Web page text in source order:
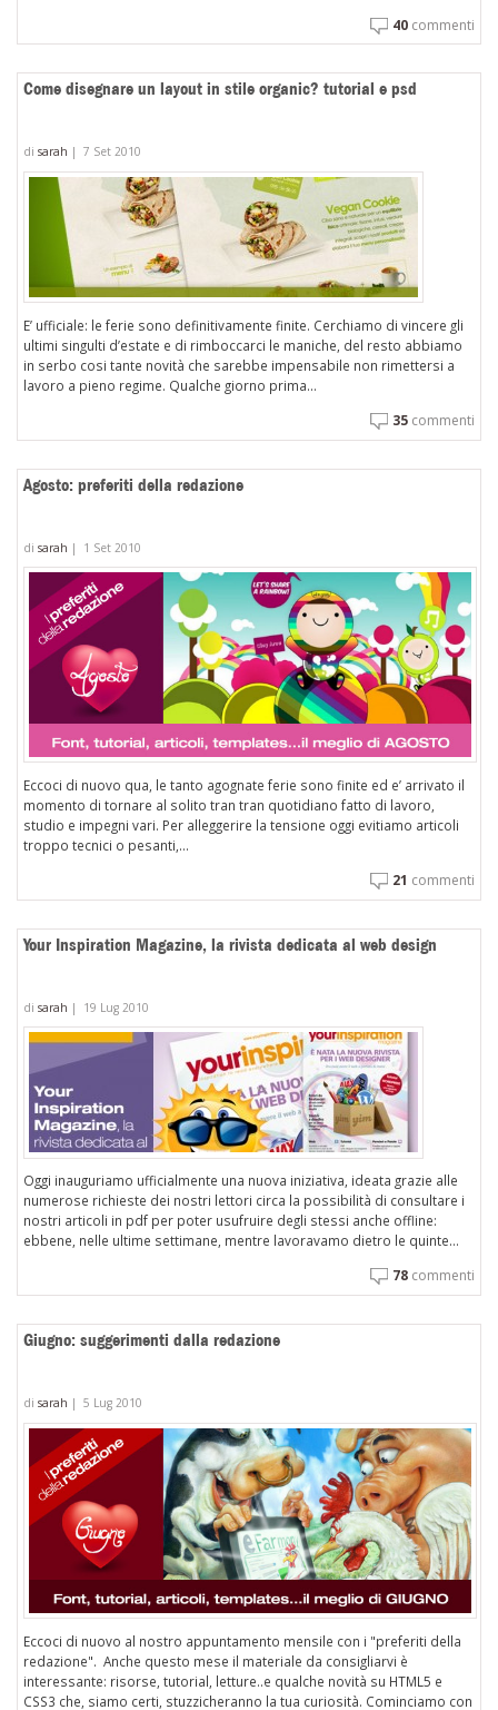
40 commenti
Come disegnare un layout in stile organic? tutorial e psd
di sarah | 7 Set 2010
E’ ufficiale: le ferie sono definitivamente finite. Cerchiamo di vincere gli
ultimi singulti d’estate e di rimboccarci le maniche, del resto abbiamo
in serbo cosi tante novità che sarebbe impensabile non rimettersi a
lavoro a pieno regime. Qualche giorno prima...
35 commenti
Agosto: preferiti della redazione
di sarah | 1 Set 2010
Eccoci di nuovo qua, le tanto agognate ferie sono finite ed e’ arrivato il
momento di tornare al solito tran tran quotidiano fatto di lavoro,
studio e impegni vari. Per alleggerire la tensione oggi evitiamo articoli
troppo tecnici o pesanti,...
21 commenti
Your Inspiration Magazine, la rivista dedicata al web design
di sarah | 19 Lug 2010
Oggi inauguriamo ufficialmente una nuova iniziativa, ideata grazie alle
numerose richieste dei nostri lettori circa la possibilità di consultare i
nostri articoli in pdf per poter usufruire degli stessi anche offline:
ebbene, nelle ultime settimane, mentre lavoravamo dietro le quinte...
78 commenti
Giugno: suggerimenti dalla redazione
di sarah | 5 Lug 2010
Eccoci di nuovo al nostro appuntamento mensile con i "preferiti della
redazione". Anche questo mese il materiale da consigliarvi è
interessante: risorse, tutorial, letture..e qualche novità su HTML5 e
CSS3 che, siamo certi, stuzzicheranno la tua curiosità. Cominciamo con